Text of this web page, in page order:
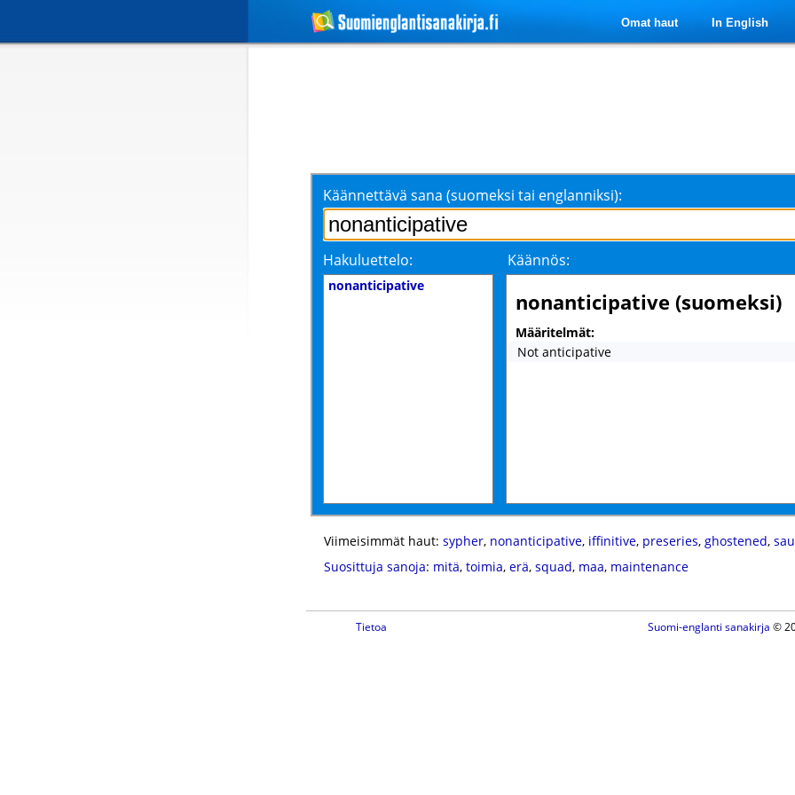
Omat haut In English
Käännettävä sana (suomeksi tai englanniksi):
Hakuluettelo: Käännös:
nonanticipative
nonanticipative (suomeksi)
Määritelmät:
Not anticipative
Viimeisimmät haut: sypher, nonanticipative, iffinitive, preseries, ghostened,
Suosittuja sanoja: mitä, toimia, erä, squad, maa, maintenance
Tietoa Suomi-englanti sanakirja ©